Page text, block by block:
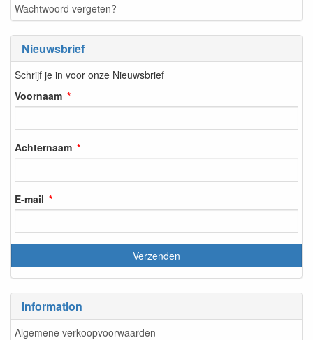
Wachtwoord vergeten?
Nieuwsbrief
Schrijf je in voor onze Nieuwsbrief
Voornaam
Achternaam
E-mail
Information
Algemene verkoopvoorwaarden